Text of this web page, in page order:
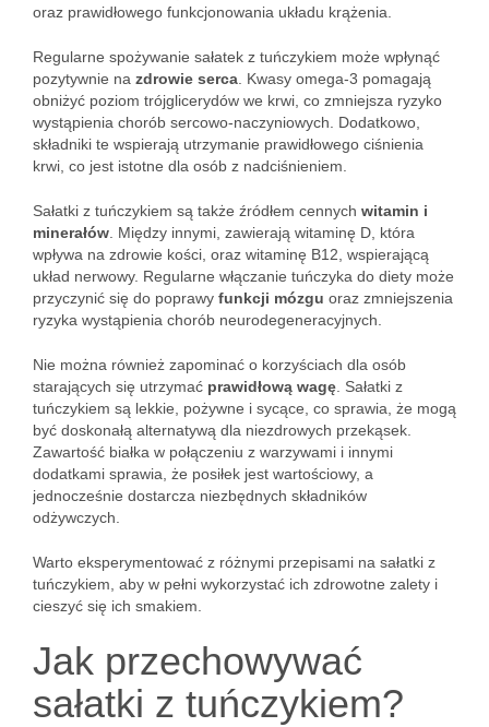
oraz prawidłowego funkcjonowania układu krążenia.
Regularne spożywanie sałatek z tuńczykiem może wpłynąć
pozytywnie na zdrowie serca . Kwasy omega-3 pomagają
obniżyć poziom trójglicerydów we krwi, co zmniejsza ryzyko
wystąpienia chorób sercowo-naczyniowych. Dodatkowo,
składniki te wspierają utrzymanie prawidłowego ciśnienia
krwi, co jest istotne dla osób z nadciśnieniem.
Sałatki z tuńczykiem są także źródłem cennych witamin i
minerałów . Między innymi, zawierają witaminę D, która
wpływa na zdrowie kości, oraz witaminę B12, wspierającą
układ nerwowy. Regularne włączanie tuńczyka do diety może
przyczynić się do poprawy funkcji mózgu oraz zmniejszenia
ryzyka wystąpienia chorób neurodegeneracyjnych.
Nie można również zapominać o korzyściach dla osób
starających się utrzymać prawidłową wagę . Sałatki z
tuńczykiem są lekkie, pożywne i sycące, co sprawia, że mogą
być doskonałą alternatywą dla niezdrowych przekąsek.
Zawartość białka w połączeniu z warzywami i innymi
dodatkami sprawia, że posiłek jest wartościowy, a
jednocześnie dostarcza niezbędnych składników
odżywczych.
Warto eksperymentować z różnymi przepisami na sałatki z
tuńczykiem, aby w pełni wykorzystać ich zdrowotne zalety i
cieszyć się ich smakiem.
Jak przechowywać
sałatki z tuńczykiem?